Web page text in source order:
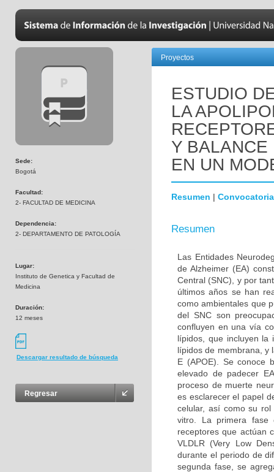
Sede:
Bogotá
Facultad:
2- FACULTAD DE MEDICINA
Dependencia:
2- DEPARTAMENTO DE PATOLOGÍA
Lugar:
Instituto de Genetica y Facultad de
Medicina
Duración:
12 meses
Descargar resultado de búsqueda
Regresar
Proyectos
ESTUDIO
LA
Y BALANCE
EN UN
Resumen | Convocatoria
Resumen
Las Entidades
de Alzheimer (EA)
Central (SNC), y por
últimos años se han
como ambientales que
del SNC son
confluyen en una vía
lípidos, que incluyen la
lípidos de membrana, y
E (APOE). Se conoce
elevado de padecer
proceso de muerte
es esclarecer el papel
celular, así como su
vitro. La primera fase
receptores que actúan
VLDLR (Very Low
durante el periodo de
segunda fase, se